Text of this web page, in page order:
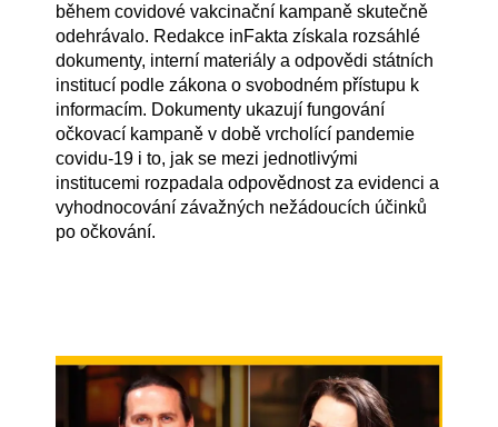
během covidové vakcinační kampaně skutečně
odehrávalo. Redakce inFakta získala rozsáhlé
dokumenty, interní materiály a odpovědi státních
institucí podle zákona o svobodném přístupu k
informacím. Dokumenty ukazují fungování
očkovací kampaně v době vrcholící pandemie
covidu-19 i to, jak se mezi jednotlivými
institucemi rozpadala odpovědnost za evidenci a
vyhodnocování závažných nežádoucích účinků
po očkování.